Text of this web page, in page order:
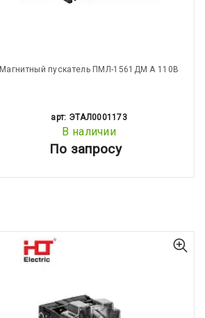
Магнитный пускатель ПМЛ-1561ДМ А 110В
арт: ЭТАЛ0001173
В наличии
По запросу